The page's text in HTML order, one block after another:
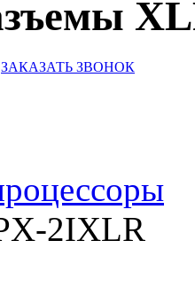
ЗАКАЗАТЬ ЗВОНОК
2IXLR